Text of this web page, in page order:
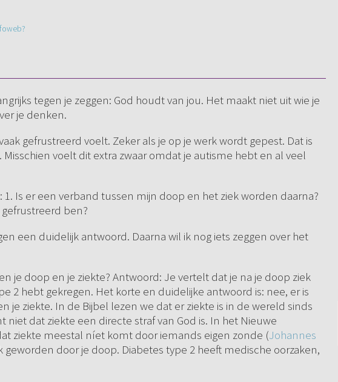
tegen je zeggen: God houdt van jou. Het maakt niet uit wie je
je denken.
gefrustreerd voelt. Zeker als je op je werk wordt gepest. Dat is
voelt dit extra zwaar omdat je autisme hebt en al veel
Is er een verband tussen mijn doop en het ziek worden daarna?
ben?
een duidelijk antwoord. Daarna wil ik nog iets zeggen over het
je doop en je ziekte? Antwoord: Je vertelt dat je na je doop ziek
2 hebt gekregen. Het korte en duidelijke antwoord is: nee, er is
je ziekte. In de Bijbel lezen we dat er ziekte is in de wereld sinds
niet dat ziekte een directe straf van God is. In het Nieuwe
ziekte meestal níet komt door iemands eigen zonde (Johannes
geworden door je doop. Diabetes type 2 heeft medische oorzaken,